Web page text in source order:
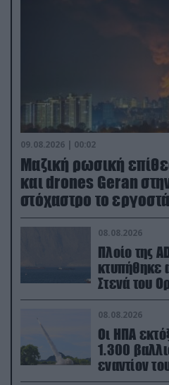
09.08.2026 | 00:02
Μαζική ρωσική
και drones Geran
στόχαστρο το
08.08.2026
Πλοίο της
κτυπήθηκε
Στενά του
08.08.2026
Οι ΗΠΑ
1.300
εναντίον
διάρκεια